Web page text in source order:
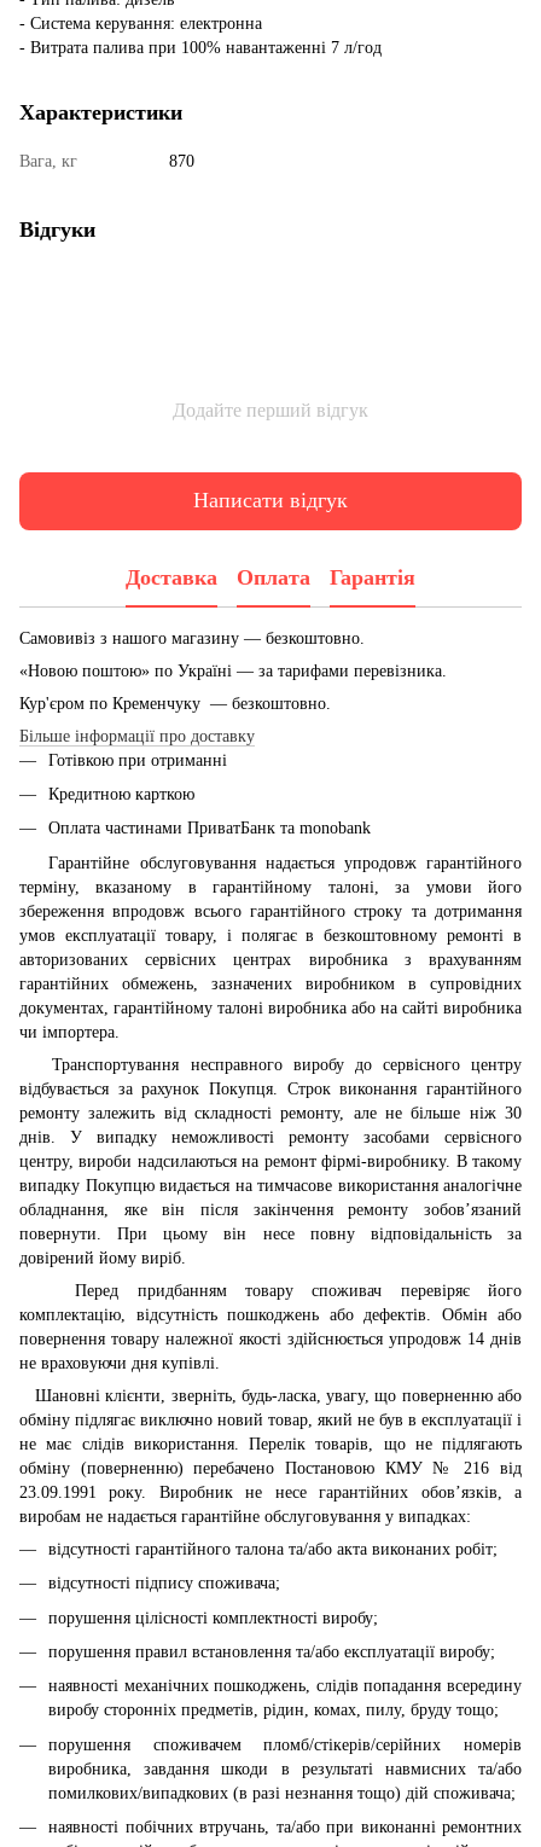
- Система керування: електронна
- Витрата палива при 100% навантаженні 7 л/год
Характеристики
Вага, кг 870
Відгуки
Додайте перший відгук
Написати відгук
Доставка Оплата Гарантія
Самовивіз з нашого магазину — безкоштовно.
«Новою поштою» по Україні — за тарифами перевізника.
Кур'єром по Кременчуку — безкоштовно.
Більше інформації про доставку
Готівкою при отриманні
Кредитною карткою
Оплата частинами ПриватБанк та monobank
Гарантійне обслуговування надається упродовж гарантійного
терміну, вказаному в гарантійному талоні, за умови його
збереження впродовж всього гарантійного строку та дотримання
умов експлуатації товару, і полягає в безкоштовному ремонті в
авторизованих сервісних центрах виробника з врахуванням
гарантійних обмежень, зазначених виробником в супровідних
документах, гарантійному талоні виробника або на сайті виробника
чи імпортера.
Транспортування несправного виробу до сервісного центру
відбувається за рахунок Покупця. Строк виконання гарантійного
ремонту залежить від складності ремонту, але не більше ніж 30
днів. У випадку неможливості ремонту засобами сервісного
центру, вироби надсилаються на ремонт фірмі-виробнику. В такому
випадку Покупцю видається на тимчасове використання аналогічне
обладнання, яке він після закінчення ремонту зобов’язаний
повернути. При цьому він несе повну відповідальність за
довірений йому виріб.
Перед придбанням товару споживач перевіряє його
комплектацію, відсутність пошкоджень або дефектів. Обмін або
повернення товару належної якості здійснюється упродовж 14 днів
не враховуючи дня купівлі.
Шановні клієнти, зверніть, будь-ласка, увагу, що поверненню або
обміну підлягає виключно новий товар, який не був в експлуатації і
не має слідів використання. Перелік товарів, що не підлягають
обміну (поверненню) перебачено Постановою КМУ № 216 від
23.09.1991 року. Виробник не несе гарантійних обов’язків, а
виробам не надається гарантійне обслуговування у випадках:
відсутності гарантійного талона та/або акта виконаних робіт;
відсутності підпису споживача;
порушення цілісності комплектності виробу;
порушення правил встановлення та/або експлуатації виробу;
наявності механічних пошкоджень, слідів попадання всередину
виробу сторонніх предметів, рідин, комах, пилу, бруду тощо;
порушення споживачем пломб/стікерів/серійних номерів
виробника, завдання шкоди в результаті навмисних та/або
помилкових/випадкових (в разі незнання тощо) дій споживача;
наявності побічних втручань, та/або при виконанні ремонтних